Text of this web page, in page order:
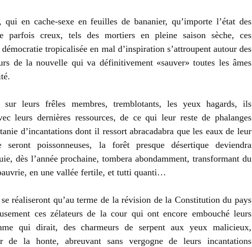
en cache-sexe en feuilles de bananier, qu’importe l’état des
parfois creux, tels des mortiers en pleine saison sèche, ces
tropicalisée en mal d’inspiration s’attroupent autour des
de la nouvelle qui va définitivement «sauver» toutes les âmes
sur leurs frêles membres, tremblotants, les yeux hagards, ils
leurs dernières ressources, de ce qui leur reste de phalanges
d’incantations dont il ressort abracadabra que les eaux de leur
seront poissonneuses, la forêt presque désertique deviendra
dès l’année prochaine, tombera abondamment, transformant du
en une vallée fertile, et tutti quanti…
réaliseront qu’au terme de la révision de la Constitution du pays
ces zélateurs de la cour qui ont encore embouché leurs
qui dirait, des charmeurs de serpent aux yeux malicieux,
de la honte, abreuvant sans vergogne de leurs incantations